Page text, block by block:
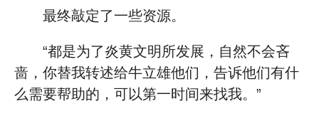
最终敲定了一些资源。
“都是为了炎黄文明所发展，自然不会吝
啬，你替我转述给牛立雄他们，告诉他们有什
么需要帮助的，可以第一时间来找我。”